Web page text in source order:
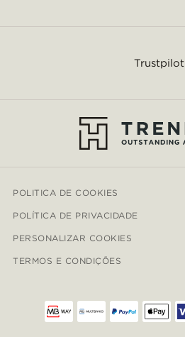
Trustpilot
POLITICA DE COOKIES
POLÍTICA DE PRIVACIDADE
PERSONALIZAR COOKIES
TERMOS E CONDIÇÕES